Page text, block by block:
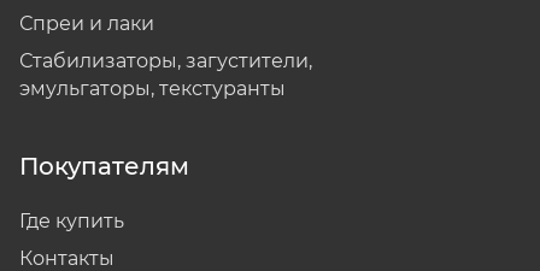
Спреи и лаки
Стабилизаторы, загустители,
эмульгаторы, текстуранты
Покупателям
Где купить
Контакты